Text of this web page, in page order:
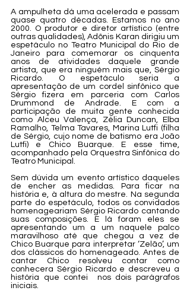
A ampulheta dá uma acelerada e passam
quase quatro décadas. Estamos no ano
2000. O produtor e diretor artístico (entre
outras qualidades), Adônis Karan dirigiu um
espetáculo no Teatro Municipal do Rio de
Janeiro para comemorar os cinquenta
anos de atividades daquele grande
artista, que era ninguém mais que, Sérgio
Ricardo. O espetáculo seria a
apresentação de um cordel sinfônico que
Sérgio fizera em parceria com Carlos
Drummond de Andrade. E com a
participação de muita gente conhecida
como Alceu Valença, Zélia Duncan, Elba
Ramalho, Telma Tavares, Marina Lutfi (filha
de Sérgio, cujo nome de batismo era João
Lutfi) e Chico Buarque. E esse time,
acompanhado pela Orquestra Sinfônica do
Teatro Municipal.
Sem dúvida um evento artístico daqueles
de encher as medidas. Para ficar na
história e, à altura do mestre. Na segunda
parte do espetáculo, todos os convidados
homenageariam Sérgio Ricardo cantando
suas composições. E lá foram eles se
apresentando um a um naquele palco
maravilhoso até que chegou a vez de
Chico Buarque para interpretar ‘Zelão’, um
dos clássicos do homenageado. Antes de
cantar Chico resolveu contar como
conhecera Sérgio Ricardo e descreveu a
história que contei  nos dois parágrafos
iniciais.